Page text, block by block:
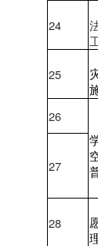
24
25
26
27
28